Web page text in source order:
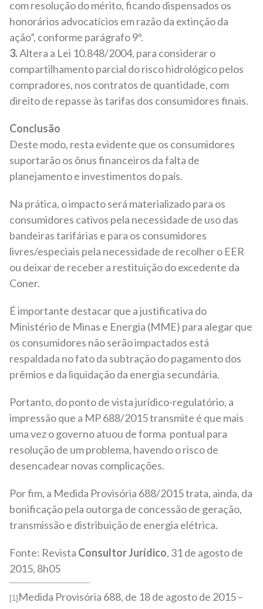
com resolução do mérito, ficando dispensados os
honorários advocatícios em razão da extinção da
ação”, conforme parágrafo 9º.
3.Altera a Lei 10.848/2004, para considerar o
compartilhamento parcial do risco hidrológico pelos
compradores, nos contratos de quantidade, com
direito de repasse às tarifas dos consumidores finais.
Conclusão
Deste modo, resta evidente que os consumidores
suportarão os ônus financeiros da falta de
planejamento e investimentos do país.
Na prática, o impacto será materializado para os
consumidores cativos pela necessidade de uso das
bandeiras tarifárias e para os consumidores
livres/especiais pela necessidade de recolher o EER
ou deixar de receber a restituição do excedente da
Coner.
É importante destacar que a justificativa do
Ministério de Minas e Energia (MME) para alegar que
os consumidores não serão impactados está
respaldada no fato da subtração do pagamento dos
prêmios e da liquidação da energia secundária.
Portanto, do ponto de vista jurídico-regulatório, a
impressão que a MP 688/2015 transmite é que mais
uma vez o governo atuou de forma pontual para
resolução de um problema, havendo o risco de
desencadear novas complicações.
Por fim, a Medida Provisória 688/2015 trata, ainda, da
bonificação pela outorga de concessão de geração,
transmissão e distribuição de energia elétrica.
Fonte: Revista Consultor Jurídico, 31 de agosto de
2015, 8h05
[1] Medida Provisória 688, de 18 de agosto de 2015 –